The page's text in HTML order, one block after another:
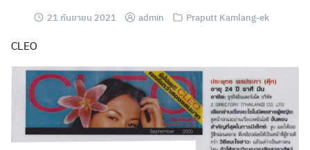
21 กันยายน 2021 admin Praputt Kamlang-ek
CLEO